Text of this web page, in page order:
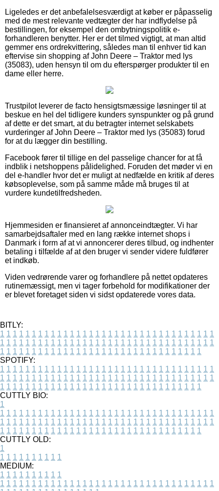
Ligeledes er det anbefalelsesværdigt at køber er påpasselig
med de mest relevante vedtægter der har indflydelse på
bestillingen, for eksempel den ombytningspolitik e-
forhandleren benytter. Her er det tilmed vigtigt, at man altid
gemmer ens ordrekvittering, således man til enhver tid kan
eftervise sin shopping af John Deere – Traktor med lys
(35083), uden hensyn til om du efterspørger produkter til en
dame eller herre.
Trustpilot leverer de facto hensigtsmæssige løsninger til at
beskue en hel del tidligere kunders synspunkter og på grund
af dette er det smart, at du betragter internet selskabets
vurderinger af John Deere – Traktor med lys (35083) forud
for at du lægger din bestilling.
Facebook fører til tillige en del passelige chancer for at få
indblik i netshoppens pålidelighed. Foruden det møder vi en
del e-handler hvor det er muligt at nedfælde en kritik af deres
købsoplevelse, som på samme måde må bruges til at
vurdere kundetilfredsheden.
Hjemmesiden er finansieret af annonceindtægter. Vi har
samarbejdsaftaler med en lang række internet shops i
Danmark i form af at vi annoncerer deres tilbud, og indhenter
betaling i tilfælde af at den bruger vi sender videre fuldfører
et indkøb.
Viden vedrørende varer og forhandlere på nettet opdateres
rutinemæssigt, men vi tager forbehold for modifikationer der
er blevet foretaget siden vi sidst opdaterede vores data.
BITLY:
1 1 1 1 1 1 1 1 1 1 1 1 1 1 1 1 1 1 1 1 1 1 1 1 1 1 1 1 1 1 1 1 1 1
1 1 1 1 1 1 1 1 1 1 1 1 1 1 1 1 1 1 1 1 1 1 1 1 1 1 1 1 1 1 1 1 1 1
1 1 1 1 1 1 1 1 1 1 1 1 1 1 1 1 1 1 1 1 1 1 1 1 1 1 1 1 1 1 1 1
SPOTIFY:
1 1 1 1 1 1 1 1 1 1 1 1 1 1 1 1 1 1 1 1 1 1 1 1 1 1 1 1 1 1 1 1 1 1
1 1 1 1 1 1 1 1 1 1 1 1 1 1 1 1 1 1 1 1 1 1 1 1 1 1 1 1 1 1 1 1 1 1
1 1 1 1 1 1 1 1 1 1 1 1 1 1 1 1 1 1 1 1 1 1 1 1 1 1 1 1 1 1 1 1
CUTTLY BIO:
1
1 1 1 1 1 1 1 1 1 1 1 1 1 1 1 1 1 1 1 1 1 1 1 1 1 1 1 1 1 1 1 1 1 1
1 1 1 1 1 1 1 1 1 1 1 1 1 1 1 1 1 1 1 1 1 1 1 1 1 1 1 1 1 1 1 1 1 1
1 1 1 1 1 1 1 1 1 1 1 1 1 1 1 1 1 1 1 1 1 1 1 1 1 1 1 1 1 1 1 1
CUTTLY OLD:
1
1 1 1 1 1 1 1 1 1 1
MEDIUM:
1 1 1 1 1 1 1 1 1 1
1 1 1 1 1 1 1 1 1 1 1 1 1 1 1 1 1 1 1 1 1 1 1 1 1 1 1 1 1 1 1 1 1 1